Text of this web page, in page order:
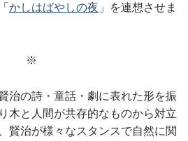
かしはばやしの夜 」を連想させま
※
治の詩・童話・劇に表れた形を振
木と人間が共存的なものから対立
賢治が様々なスタンスで自然に関